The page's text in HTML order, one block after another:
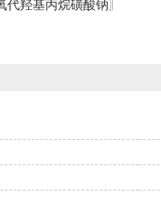
代羟基丙烷磺酸钠〗